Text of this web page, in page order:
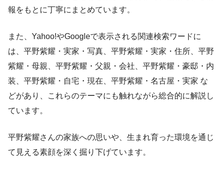
報をもとに丁寧にまとめています。
また、Yahoo!やGoogleで表示される関連検索ワードに
は、平野紫耀・実家・写真、平野紫耀・実家・住所、平野
紫耀・母親、平野紫耀・父親・会社、平野紫耀・豪邸・内
装、平野紫耀・自宅・現在、平野紫耀・名古屋・実家 な
どがあり、これらのテーマにも触れながら総合的に解説し
ています。
平野紫耀さんの家族への思いや、生まれ育った環境を通じ
て見える素顔を深く掘り下げています。